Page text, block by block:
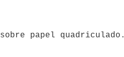
papel quadriculado.